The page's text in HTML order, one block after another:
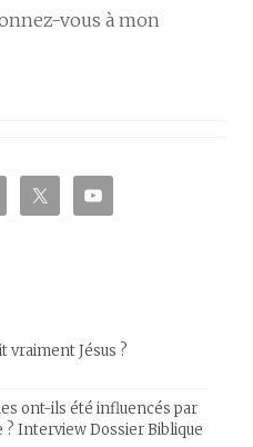
vous à mon
vraiment Jésus ?
ont-ils été influencés par
Interview Dossier Biblique